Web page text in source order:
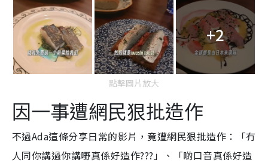
+2
點擊圖片放大
因一事遭網民狠批造作
不過Ada這條分享日常的影片，竟遭網民狠批造作：「冇
人同你講過你講嘢真係好造作???」、「啲口音真係好造